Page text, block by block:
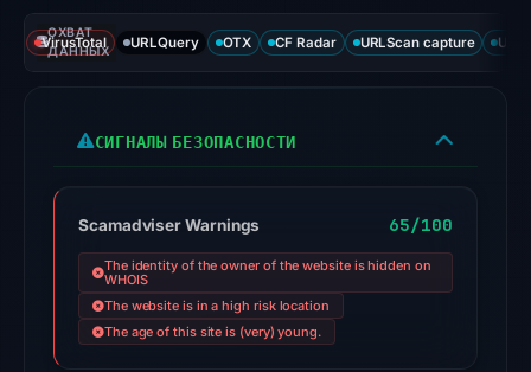
signals:
19
VirusTotal
the
domain
Feb
23,
ОХВАТ
ДАННЫХ
VirusTotal URLQuery OTX CF Radar URLScan capture
СИГНАЛЫ БЕЗОПАСНОСТИ
Scamadviser Warnings 65/100
The identity of the owner of the website is hidden on
WHOIS
The website is in a high risk location
The age of this site is (very) young.